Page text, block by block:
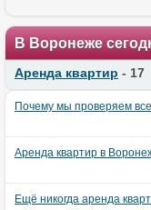
В Воронеже
Аренда квартир - 17
Почему мы проверяем
Аренда квартир в
Ещё никогда аренда